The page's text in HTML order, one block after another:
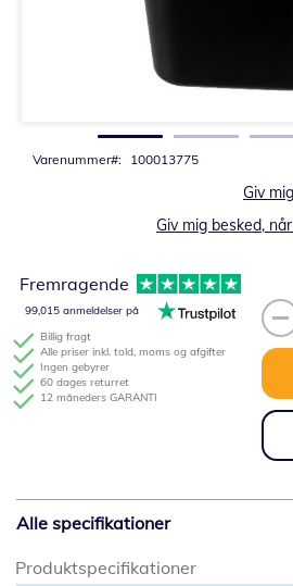
Varenummer 100013775
Giv
Giv mig besked,
Billig fragt
Alle priser inkl. told, moms og afgifter
Ingen gebyrer
60 dages returret
12 måneders GARANTI
Fremragende
99,015 anmeldelser på
billedgalleriet
Alle specifikationer
Produktspecifikationer